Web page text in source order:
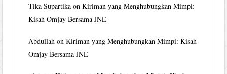
Tika Supartika onKiriman yang Menghubungkan Mimpi:
Kisah Omjay Bersama JNE
Abdullah onKiriman yang Menghubungkan Mimpi: Kisah
Omjay Bersama JNE